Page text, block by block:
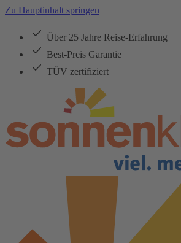
Zu Hauptinhalt springen
Über 25 Jahre Reise-Erfahrung
Best-Preis Garantie
TÜV zertifiziert